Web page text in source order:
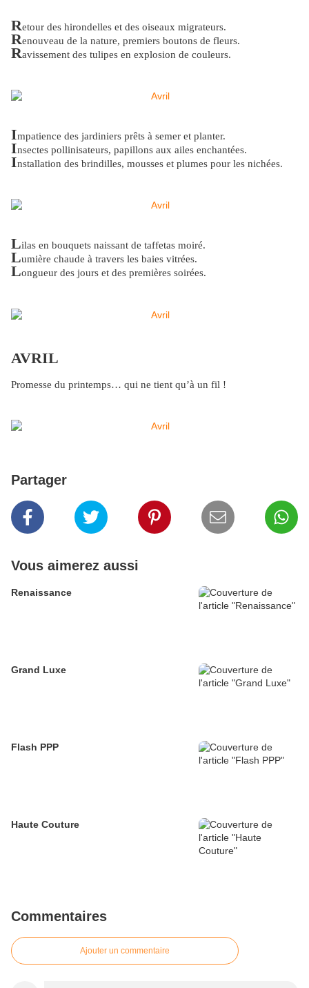
Retour des hirondelles et des oiseaux migrateurs.
Renouveau de la nature, premiers boutons de fleurs.
Ravissement des tulipes en explosion de couleurs.
Impatience des jardiniers prêts à semer et planter.
Insectes pollinisateurs, papillons aux ailes enchantées.
Installation des brindilles, mousses et plumes pour les nichées.
Lilas en bouquets naissant de taffetas moiré.
Lumière chaude à travers les baies vitrées.
Longueur des jours et des premières soirées.
AVRIL
Promesse du printemps… qui ne tient qu’à un fil !
Partager
Vous aimerez aussi
Renaissance
Grand Luxe
Flash PPP
Haute Couture
Commentaires
Ajouter un commentaire